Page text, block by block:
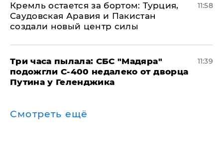
​Кремль остается за бортом: Турция,
Саудовская Аравия и Пакистан
создали новый центр силы
11:58
Три часа пылала: СБС "Мадяра"
подожгли С-400 недалеко от дворца
Путина у Геленджика
11:39
Смотреть ещё